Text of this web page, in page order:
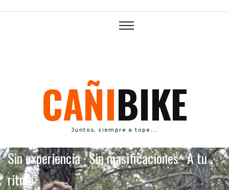
CAÑIBIKE
Juntos, siempre a tope...
Sin experiencia · Sin masificaciones · A tu
ritmo